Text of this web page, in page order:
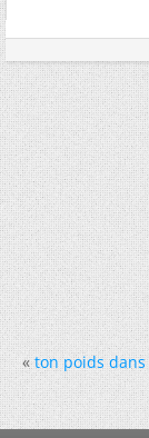
« ton poids